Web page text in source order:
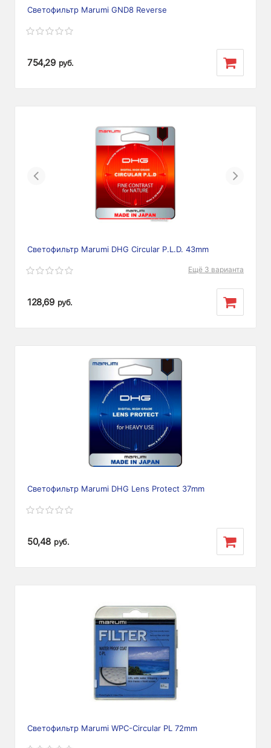
Светофильтр Marumi GND8 Reverse
754,29 руб.
Previous Next
Светофильтр Marumi DHG Circular P.L.D. 43mm
Ещё 3 варианта
128,69 руб.
Светофильтр Marumi DHG Lens Protect 37mm
50,48 руб.
Светофильтр Marumi WPC-Circular PL 72mm